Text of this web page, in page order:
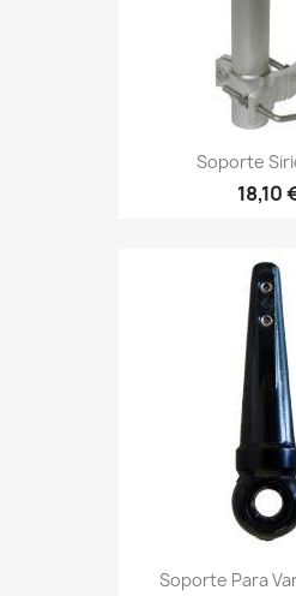
Soporte
18,10
Soporte Para